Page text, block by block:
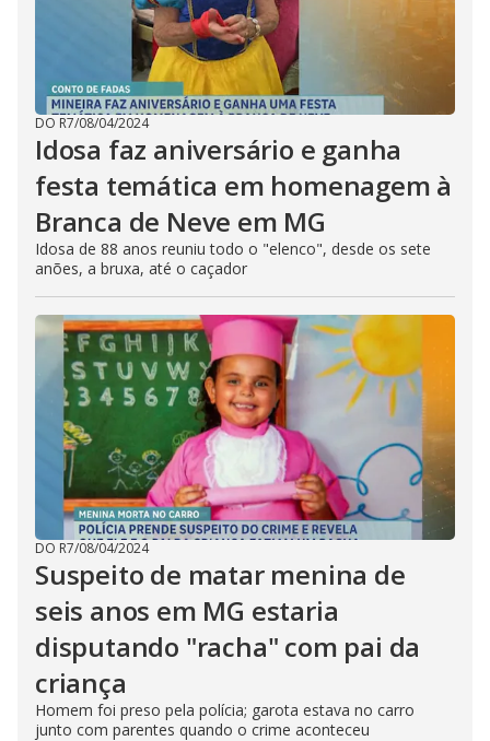
DO R7/08/04/2024
Idosa faz aniversário e ganha
festa temática em homenagem à
Branca de Neve em MG
Idosa de 88 anos reuniu todo o "elenco", desde os sete
anões, a bruxa, até o caçador
DO R7/08/04/2024
Suspeito de matar menina de
seis anos em MG estaria
disputando "racha" com pai da
criança
Homem foi preso pela polícia; garota estava no carro
junto com parentes quando o crime aconteceu